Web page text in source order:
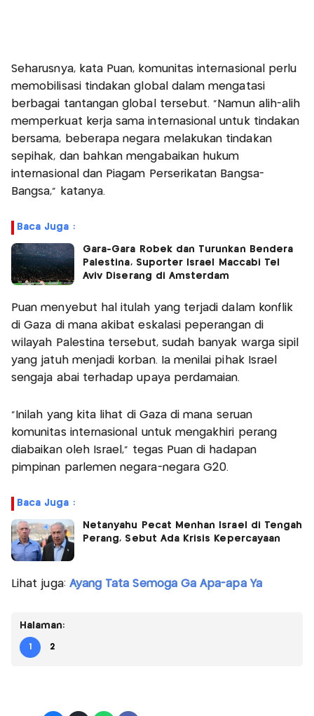
Seharusnya, kata Puan, komunitas internasional perlu
memobilisasi tindakan global dalam mengatasi
berbagai tantangan global tersebut. “Namun alih-alih
memperkuat kerja sama internasional untuk tindakan
bersama, beberapa negara melakukan tindakan
sepihak, dan bahkan mengabaikan hukum
internasional dan Piagam Perserikatan Bangsa-
Bangsa,” katanya.
Baca Juga :
Gara-Gara Robek dan Turunkan Bendera
Palestina, Suporter Israel Maccabi Tel
Aviv Diserang di Amsterdam
Puan menyebut hal itulah yang terjadi dalam konflik
di Gaza di mana akibat eskalasi peperangan di
wilayah Palestina tersebut, sudah banyak warga sipil
yang jatuh menjadi korban. Ia menilai pihak Israel
sengaja abai terhadap upaya perdamaian.
"Inilah yang kita lihat di Gaza di mana seruan
komunitas internasional untuk mengakhiri perang
diabaikan oleh Israel,” tegas Puan di hadapan
pimpinan parlemen negara-negara G20.
Baca Juga :
Netanyahu Pecat Menhan Israel di Tengah
Perang, Sebut Ada Krisis Kepercayaan
Lihat juga: Ayang Tata Semoga Ga Apa-apa Ya
Halaman:
1 2